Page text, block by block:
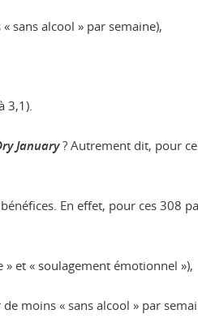
sans alcool » par semaine),
3,1).
January? Autrement dit, pour
En effet, pour ces 308
et « soulagement émotionnel »),
moins « sans alcool » par